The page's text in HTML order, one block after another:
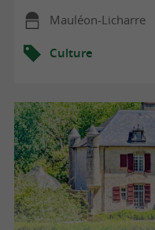
Mauléon-Licharre
Culture